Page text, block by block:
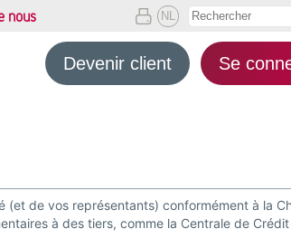
nous  NL
Devenir client Se
de vos représentants) conformément à la
à des tiers, comme la Centrale de